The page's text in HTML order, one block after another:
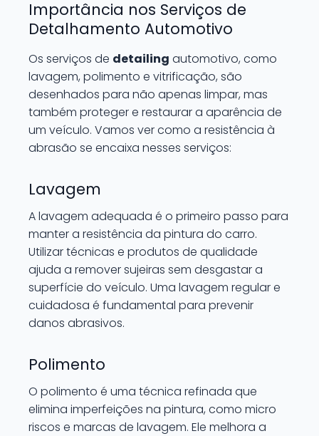
Importância nos Serviços de
Detalhamento Automotivo
Os serviços de detailing automotivo, como
lavagem, polimento e vitrificação, são
desenhados para não apenas limpar, mas
também proteger e restaurar a aparência de
um veículo. Vamos ver como a resistência à
abrasão se encaixa nesses serviços:
Lavagem
A lavagem adequada é o primeiro passo para
manter a resistência da pintura do carro.
Utilizar técnicas e produtos de qualidade
ajuda a remover sujeiras sem desgastar a
superfície do veículo. Uma lavagem regular e
cuidadosa é fundamental para prevenir
danos abrasivos.
Polimento
O polimento é uma técnica refinada que
elimina imperfeições na pintura, como micro
riscos e marcas de lavagem. Ele melhora a